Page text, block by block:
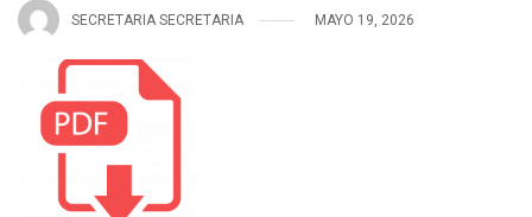
SECRETARIA SECRETARIA MAYO 19, 2026